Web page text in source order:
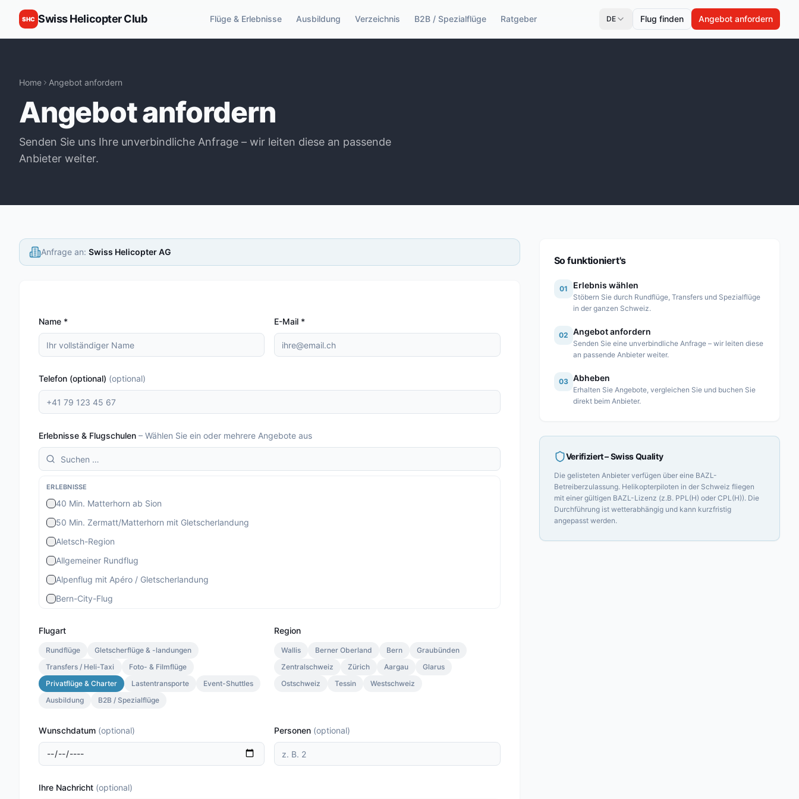
SHC Swiss Helicopter Club Flüge & Erlebnisse Ausbildung Verzeichnis B2B / Spezialflüge Ratgeber DE Flug finden Angebot anfordern
Home Angebot anfordern
Angebot anfordern
Senden Sie uns Ihre unverbindliche Anfrage – wir leiten diese an passende
Anbieter weiter.
Anfrage an: Swiss Helicopter AG
Name * E-Mail *
Telefon (optional) (optional)
Erlebnisse & Flugschulen – Wählen Sie ein oder mehrere Angebote aus
ERLEBNISSE
40 Min. Matterhorn ab Sion
50 Min. Zermatt/Matterhorn mit Gletscherlandung
Aletsch-Region
Allgemeiner Rundflug
Alpenflug mit Apéro / Gletscherlandung
Bern-City-Flug
Berner-Altstadt-Flug
Bernina-Gletscherflug
Bietschhorn-Region
Eiger-Mönch-Jungfrau
Gourmet Standard
Lauterbrunnen 13 Min.
Lauterbrunnen Jungfraujoch 20 Min.
Flugart
Rundflüge
Gletscherflüge & -landungen
Transfers / Heli-Taxi
Foto- & Filmflüge
Privatflüge & Charter
Lastentransporte
Event-Shuttles
Ausbildung
B2B / Spezialflüge
Region
Wallis Berner Oberland Bern
Graubünden
Zentralschweiz
Zürich Aargau
Glarus
Ostschweiz
Tessin Westschweiz
Wunschdatum (optional) Personen (optional)
Ihre Nachricht (optional)
So funktioniert's
01 Erlebnis wählen
Stöbern Sie durch Rundflüge, Transfers und Spezialflüge
in der ganzen Schweiz.
02 Angebot anfordern
Senden Sie eine unverbindliche Anfrage – wir leiten diese
an passende Anbieter weiter.
03 Abheben
Erhalten Sie Angebote, vergleichen Sie und buchen Sie
direkt beim Anbieter.
Verifiziert– Swiss Quality
Die gelisteten Anbieter verfügen über eine BAZL-
Betreiberzulassung. Helikopterpiloten in der Schweiz fliegen
mit einer gültigen BAZL-Lizenz (z.B. PPL(H) oder CPL(H)). Die
Durchführung ist wetterabhängig und kann kurzfristig
angepasst werden.